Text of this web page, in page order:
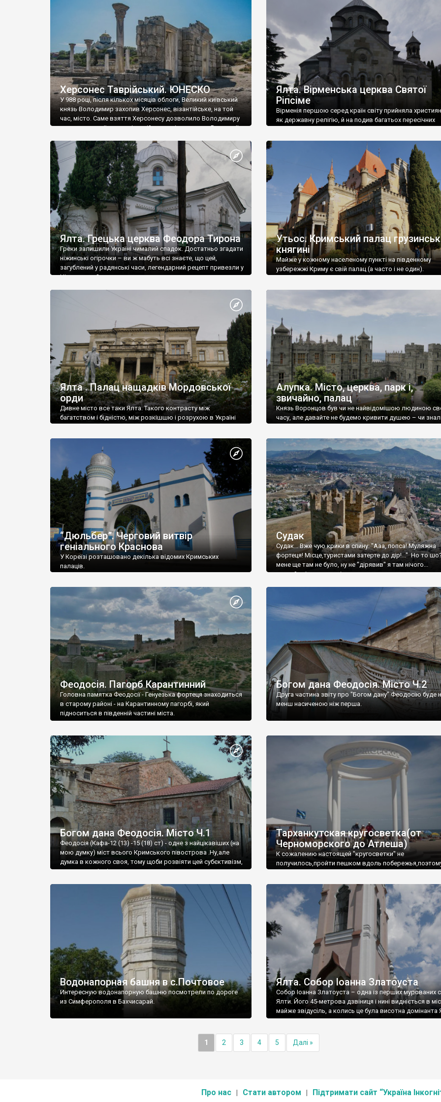
візантійської доби. Раритети викрадені з фондів об’єкту
культурної спадщини ЮНЕСКО «Херсонеса Таврійського».
Офіційно – на виставку «Золото Візантії», але експерти та
влада в Україні вважають це лише […]
називаються «повстяками» (postaki)…” “Вино. Крим
виробляє відмінне вино і його вдосталь: воно все
легке біле і дуже […]
Херсонес Таврійський. ЮНЕСКО
У 988 році, після кількох місяців облоги, Великий київський
князь Володимир захопив Херсонес, візантійське, на той
час, місто. Саме взяття Херсонесу дозволило Володимиру
диктувати свої умови візантійському імператору Василю ІІ,
Херсонесі Володимир-язичник, став Василем-
християнином. А потім було Хрещення Русі. На честь
Херсонесу Таврійського названо місто […]
Ялта. Вірменська церква Святої
Ріпсіме
Вірменія першою серед країн світу прийняла
як державну релігію, й на подив багатьох пересічних
Ялта. Грецька церква Феодора Тирона
Греки залишили Україні чималий спадок. Достатньо згадати
ніжинські огірочки – ви ж мабуть всі знаєте, що цей,
загублений у радянські часи, легендарний рецепт привезли у
Ніжин греки?
Утьос. Кримський палац
княгині
Майже у кожному населеному пункті на південному
узбережжі Криму є свій палац (а часто і не один).
Ялта . Палац нащадків Мордовської
орди
Дивне місто все таки Ялта. Такого контрасту між
багатством і бідністю, між розкішшю і розрухою в Україні
Алупка. Місто, церква, парк і,
звичайно, палац
Князь Воронцов був чи не найвідомішою людиною
часу, але давайте не будемо кривити душею – чи
“Дюльбер”. Черговий витвір
геніального Краснова
У Кореїзі розташовано декілька відомих Кримських
палаців.
Судак
Судак... Вже чую крики в спину: "Ааа, попса! Муляжна
фортеця! Місце,туристами затерте до дір!..." Но то
мене ще там не було, ну не "дірявив" я там нічого...
принаймні до цього літа.
Феодосія. Пагорб Карантинний
Головна памятка Феодосії - Генуезька фортеця знаходиться
в старому районі - на Карантинному пагорбі, який
підноситься в південній частині міста.
Богом дана Феодосія. Місто Ч.2
Друга частина звіту про "Богом дану" Феодосію буде
менш насиченою ніж перша.
Богом дана Феодосія. Місто Ч.1
Феодосія (Кафа-12 (13) -15 (18) ст) - одне з найцікавіших (на
мою думку) міст всього Кримського півострова .Ну,але
думка в кожного своя, тому щоби розвіяти цей субєктивізм,
запрошую відвідати це
Тарханкутская кругосветка(от
Черноморского до Атлеша)
К сожалению настоящей "кругосветки" не
получилось,пройти пешком вдоль
Водонапорная башня в с.Почтовое
Интересную водонапорную башню посмотрели по дороге
из Симферополя в Бахчисарай.
Ялта. Собор Іоанна Златоуста
Собор Іоанна Златоуста – одна із перших мурованих
Ялти. Його 45-метрова дзвіниця і нині видніється в
майже звідусіль, а колись це була висотна домінанта
1 2 3 4 5 Далі »
Про нас Стати автором Підтримати сайт “Україна